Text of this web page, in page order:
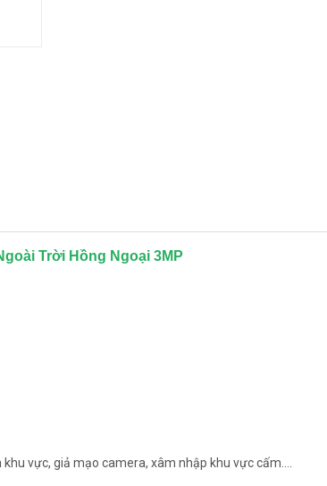
Trời Hồng Ngoại 3MP
vực, giả mạo camera, xâm nhập khu vực cấm....